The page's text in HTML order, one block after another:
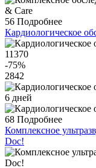
56 Подробнее
Кардиологическое
11370
-75%
2842
6 дней
68 Подробнее
Комплексное
Doc!